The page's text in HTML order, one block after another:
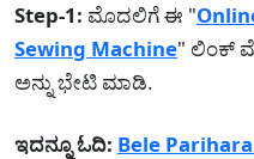
Step-1: ಮೊದಲಿಗೆ ಈ "
Sewing Machine" ಲಿಂಕ್
ಅನ್ನು ಭೇಟಿ ಮಾಡಿ.
ಇದನ್ನೂ ಓದಿ: Bele